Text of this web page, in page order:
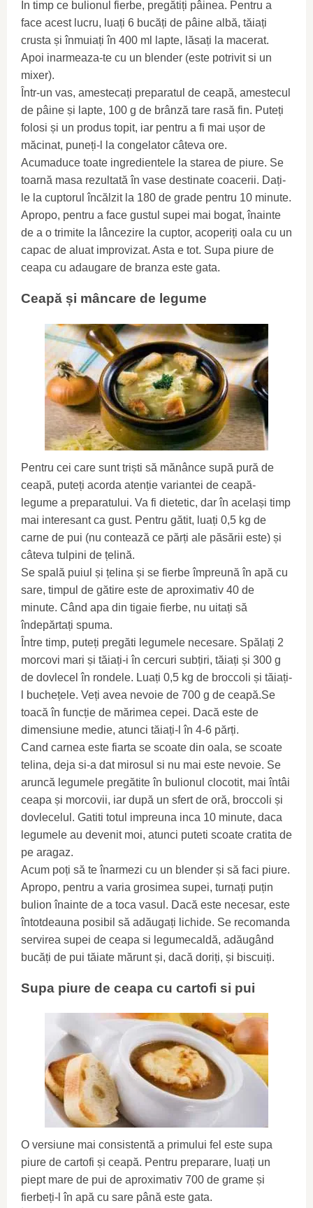
În timp ce bulionul fierbe, pregătiți pâinea. Pentru a
face acest lucru, luați 6 bucăți de pâine albă, tăiați
crusta și înmuiați în 400 ml lapte, lăsați la macerat.
Apoi inarmeaza-te cu un blender (este potrivit si un
mixer).
Într-un vas, amestecați preparatul de ceapă, amestecul
de pâine și lapte, 100 g de brânză tare rasă fin. Puteți
folosi și un produs topit, iar pentru a fi mai ușor de
măcinat, puneți-l la congelator câteva ore.
Acumaduce toate ingredientele la starea de piure. Se
toarnă masa rezultată în vase destinate coacerii. Dați-
le la cuptorul încălzit la 180 de grade pentru 10 minute.
Apropo, pentru a face gustul supei mai bogat, înainte
de a o trimite la lâncezire la cuptor, acoperiți oala cu un
capac de aluat improvizat. Asta e tot. Supa piure de
ceapa cu adaugare de branza este gata.
Ceapă și mâncare de legume
Pentru cei care sunt triști să mănânce supă pură de
ceapă, puteți acorda atenție variantei de ceapă-
legume a preparatului. Va fi dietetic, dar în același timp
mai interesant ca gust. Pentru gătit, luați 0,5 kg de
carne de pui (nu contează ce părți ale păsării este) și
câteva tulpini de țelină.
Se spală puiul și țelina și se fierbe împreună în apă cu
sare, timpul de gătire este de aproximativ 40 de
minute. Când apa din tigaie fierbe, nu uitați să
îndepărtați spuma.
Între timp, puteți pregăti legumele necesare. Spălați 2
morcovi mari și tăiați-i în cercuri subțiri, tăiați și 300 g
de dovlecel în rondele. Luați 0,5 kg de broccoli și tăiați-
l buchețele. Veți avea nevoie de 700 g de ceapă.Se
toacă în funcție de mărimea cepei. Dacă este de
dimensiune medie, atunci tăiați-l în 4-6 părți.
Cand carnea este fiarta se scoate din oala, se scoate
telina, deja si-a dat mirosul si nu mai este nevoie. Se
aruncă legumele pregătite în bulionul clocotit, mai întâi
ceapa și morcovii, iar după un sfert de oră, broccoli și
dovlecelul. Gatiti totul impreuna inca 10 minute, daca
legumele au devenit moi, atunci puteti scoate cratita de
pe aragaz.
Acum poți să te înarmezi cu un blender și să faci piure.
Apropo, pentru a varia grosimea supei, turnați puțin
bulion înainte de a toca vasul. Dacă este necesar, este
întotdeauna posibil să adăugați lichide. Se recomanda
servirea supei de ceapa si legumecaldă, adăugând
bucăți de pui tăiate mărunt și, dacă doriți, și biscuiți.
Supa piure de ceapa cu cartofi si pui
O versiune mai consistentă a primului fel este supa
piure de cartofi și ceapă. Pentru preparare, luați un
piept mare de pui de aproximativ 700 de grame și
fierbeți-l în apă cu sare până este gata.